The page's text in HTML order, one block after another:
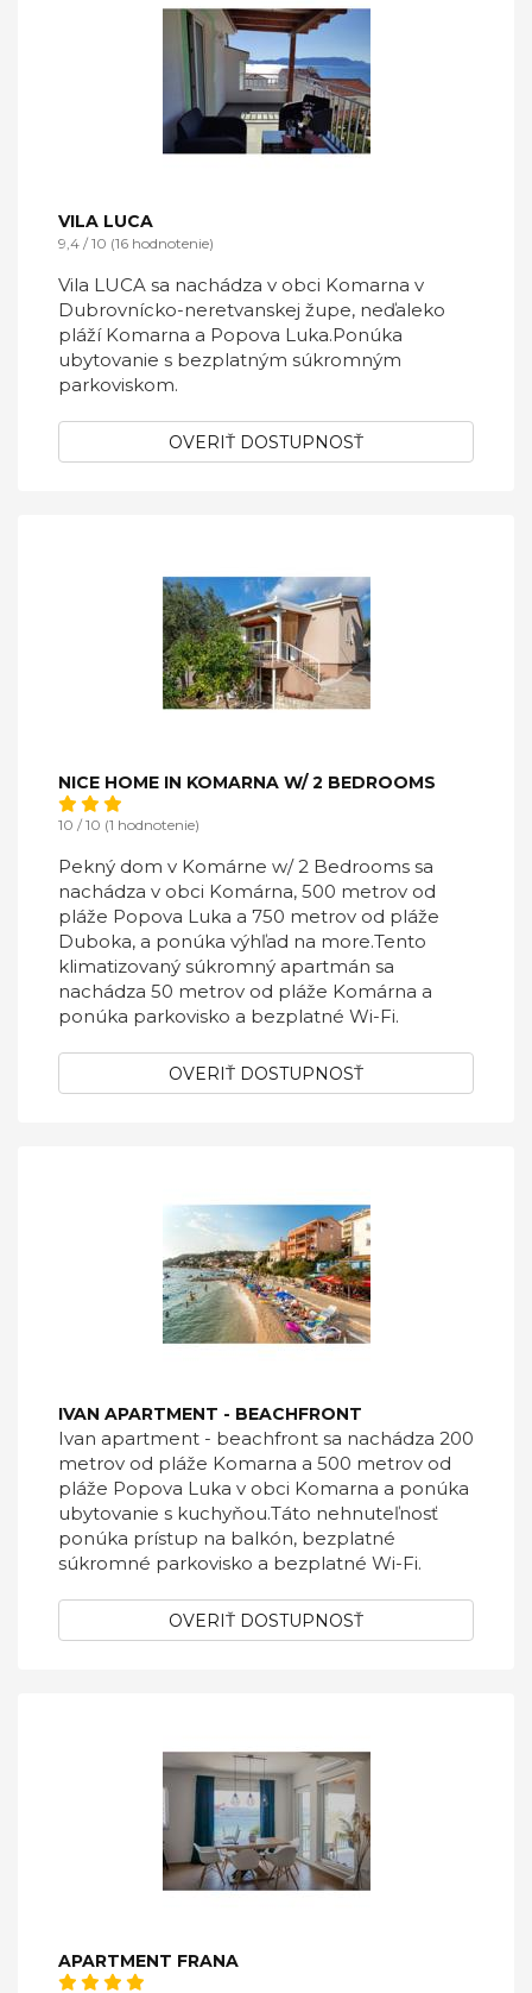
VILA LUCA
9,4 / 10 (16 hodnotenie)
Vila LUCA sa nachádza v obci Komarna v
Dubrovnícko-neretvanskej župe, neďaleko
pláží Komarna a Popova Luka.Ponúka
ubytovanie s bezplatným súkromným
parkoviskom.
OVERIŤ DOSTUPNOSŤ
NICE HOME IN KOMARNA W/ 2 BEDROOMS
10 / 10 (1 hodnotenie)
Pekný dom v Komárne w/ 2 Bedrooms sa
nachádza v obci Komárna, 500 metrov od
pláže Popova Luka a 750 metrov od pláže
Duboka, a ponúka výhľad na more.Tento
klimatizovaný súkromný apartmán sa
nachádza 50 metrov od pláže Komárna a
ponúka parkovisko a bezplatné Wi-Fi.
OVERIŤ DOSTUPNOSŤ
IVAN APARTMENT - BEACHFRONT
Ivan apartment - beachfront sa nachádza 200
metrov od pláže Komarna a 500 metrov od
pláže Popova Luka v obci Komarna a ponúka
ubytovanie s kuchyňou.Táto nehnuteľnosť
ponúka prístup na balkón, bezplatné
súkromné ​​parkovisko a bezplatné Wi-Fi.
OVERIŤ DOSTUPNOSŤ
APARTMENT FRANA